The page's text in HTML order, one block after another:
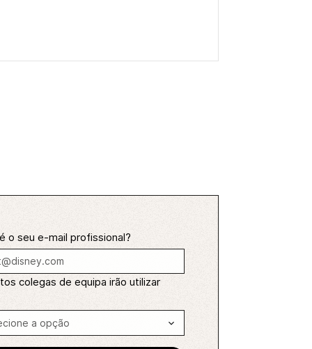
o seu e-mail profissional?
colegas de equipa irão utilizar